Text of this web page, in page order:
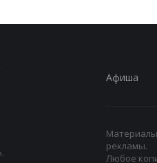
Афиша
рекламы.
Любое